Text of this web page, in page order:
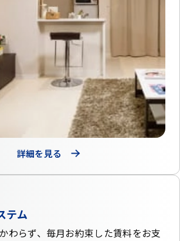
詳細を見る
テム
わらず、毎月お約束した賃料をお支